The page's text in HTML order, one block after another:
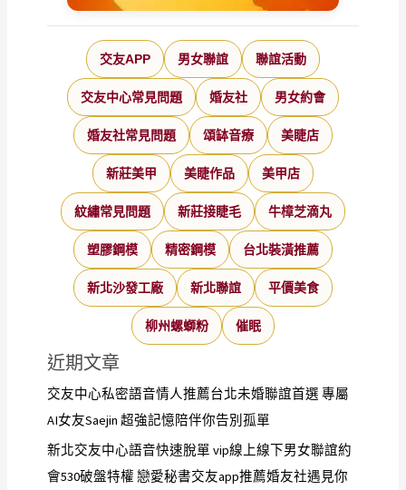
交友APP 男女聯誼 聯誼活動
交友中心常見問題 婚友社 男女約會
婚友社常見問題 頌缽音療 美睫店
新莊美甲 美睫作品 美甲店
紋繡常見問題 新莊接睫毛 牛樟芝滴丸
塑膠鋼模 精密鋼模 台北裝潢推薦
新北沙發工廠 新北聯誼 平價美食
柳州螺螄粉 催眠
近期文章
交友中心私密語音情人推薦台北未婚聯誼首選 專屬
AI女友Saejin 超強記憶陪伴你告別孤單
新北交友中心語音快速脫單 vip線上線下男女聯誼約
會530破盤特權 戀愛秘書交友app推薦婚友社遇見你